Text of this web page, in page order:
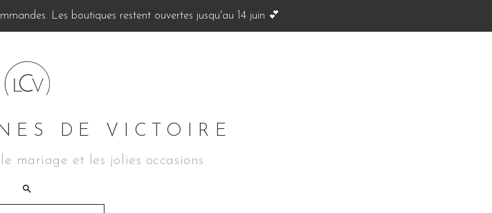
Les boutiques restent ouvertes jusqu'au 14 juin 💕
DE VICTOIRE
mariage et les jolies occasions